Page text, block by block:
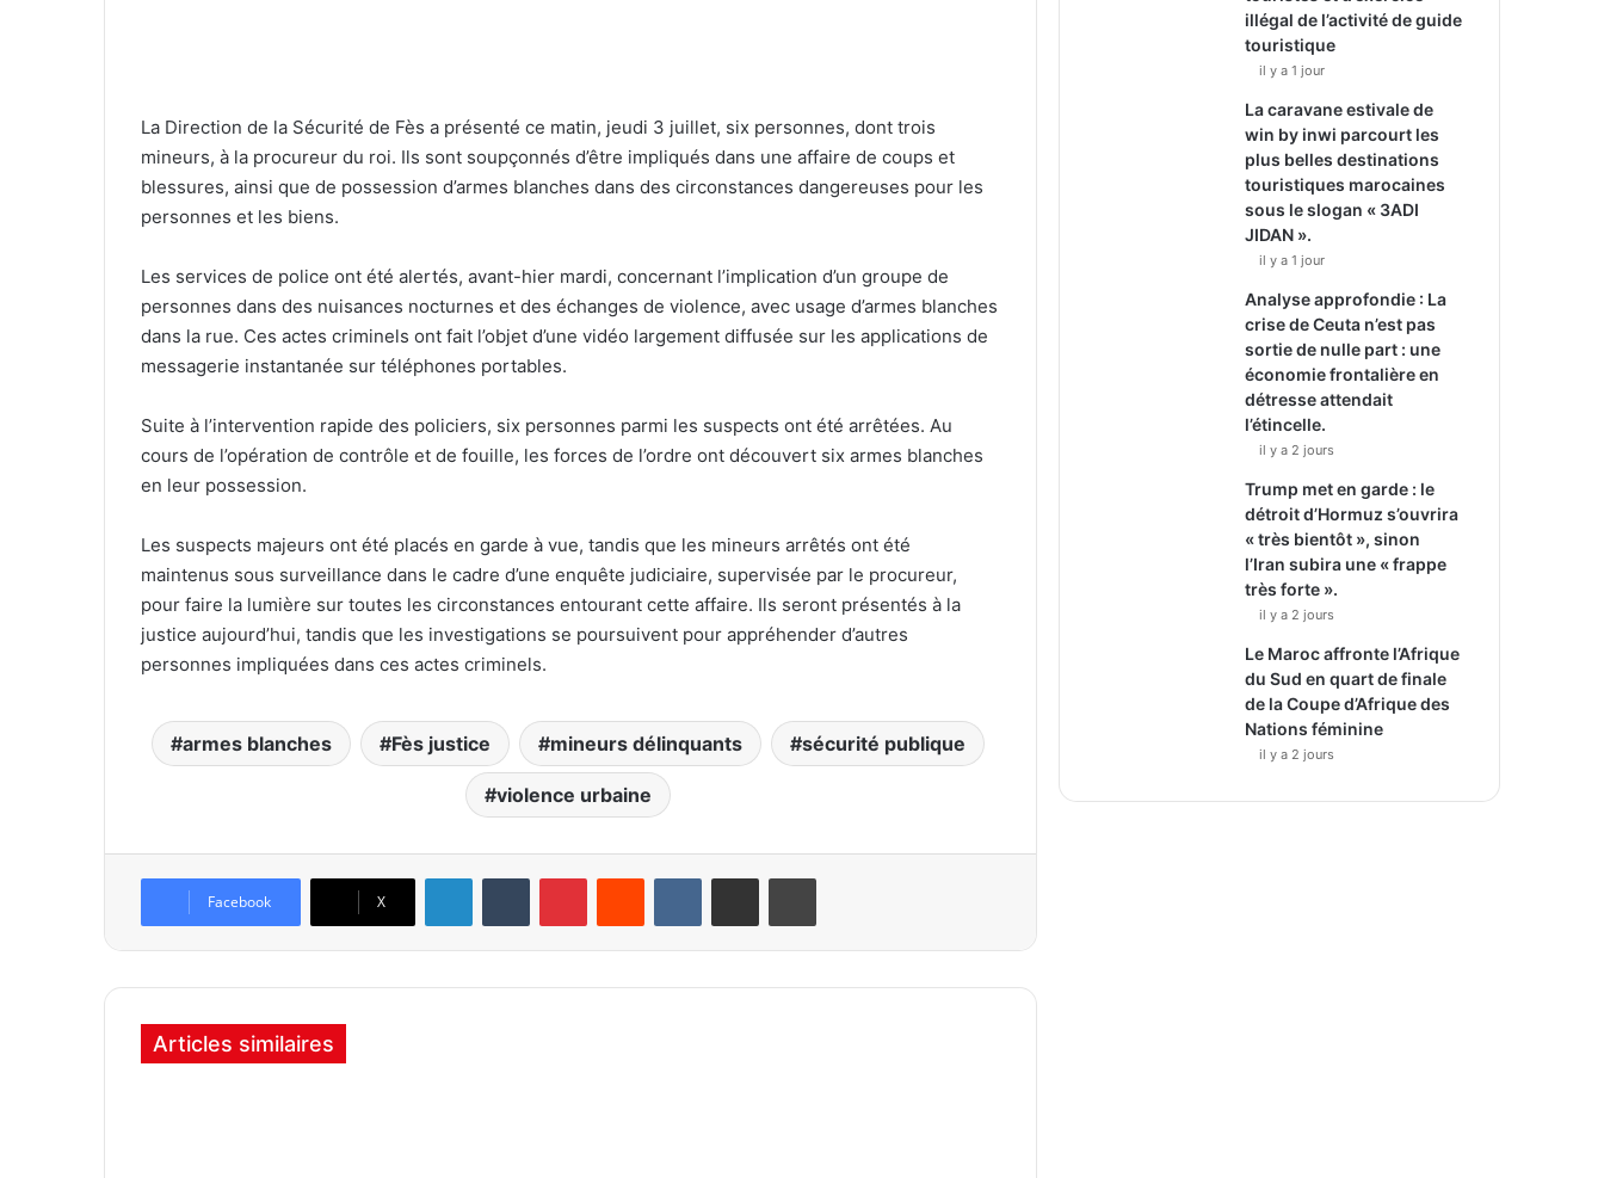
La Direction de la Sécurité de Fès a présenté ce matin, jeudi 3 juillet, six personnes, dont trois
mineurs, à la procureur du roi. Ils sont soupçonnés d’être impliqués dans une affaire de coups et
blessures, ainsi que de possession d’armes blanches dans des circonstances dangereuses pour les
personnes et les biens.
Les services de police ont été alertés, avant-hier mardi, concernant l’implication d’un groupe de
personnes dans des nuisances nocturnes et des échanges de violence, avec usage d’armes blanches
dans la rue. Ces actes criminels ont fait l’objet d’une vidéo largement diffusée sur les applications de
messagerie instantanée sur téléphones portables.
Suite à l’intervention rapide des policiers, six personnes parmi les suspects ont été arrêtées. Au
cours de l’opération de contrôle et de fouille, les forces de l’ordre ont découvert six armes blanches
en leur possession.
Les suspects majeurs ont été placés en garde à vue, tandis que les mineurs arrêtés ont été
maintenus sous surveillance dans le cadre d’une enquête judiciaire, supervisée par le procureur,
pour faire la lumière sur toutes les circonstances entourant cette affaire. Ils seront présentés à la
justice aujourd’hui, tandis que les investigations se poursuivent pour appréhender d’autres
personnes impliquées dans ces actes criminels.
armes blanches Fès justice mineurs délinquants sécurité publique
violence urbaine
Facebook X
Articles similaires
illégal de l’activité de guide
touristique
il y a 1 jour
La caravane estivale de
win by inwi parcourt les
plus belles destinations
touristiques marocaines
sous le slogan « 3ADI
JIDAN ».
il y a 1 jour
Analyse approfondie : La
crise de Ceuta n’est pas
sortie de nulle part : une
économie frontalière en
détresse attendait
l’étincelle.
il y a 2 jours
Trump met en garde : le
détroit d’Hormuz s’ouvrira
« très bientôt », sinon
l’Iran subira une « frappe
très forte ».
il y a 2 jours
Le Maroc affronte l’Afrique
du Sud en quart de finale
de la Coupe d’Afrique des
Nations féminine
il y a 2 jours